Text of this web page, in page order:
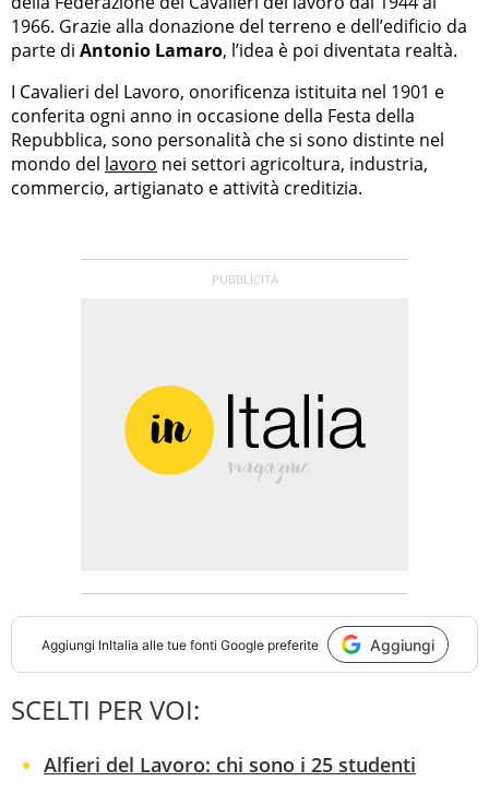
1966. Grazie alla donazione del terreno e dell’edificio da
parte di Antonio Lamaro, l’idea è poi diventata realtà.
I Cavalieri del Lavoro, onorificenza istituita nel 1901 e
conferita ogni anno in occasione della Festa della
Repubblica, sono personalità che si sono distinte nel
mondo del lavoro nei settori agricoltura, industria,
commercio, artigianato e attività creditizia.
Aggiungi InItalia alle tue fonti Google preferite Aggiungi
SCELTI PER VOI:
Alfieri del Lavoro: chi sono i 25 studenti